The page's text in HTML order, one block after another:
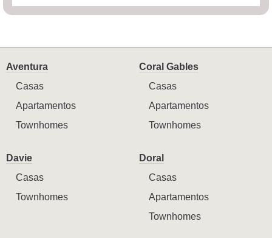
Aventura
Casas
Apartamentos
Townhomes
Coral Gables
Casas
Apartamentos
Townhomes
Davie
Casas
Townhomes
Doral
Casas
Apartamentos
Townhomes